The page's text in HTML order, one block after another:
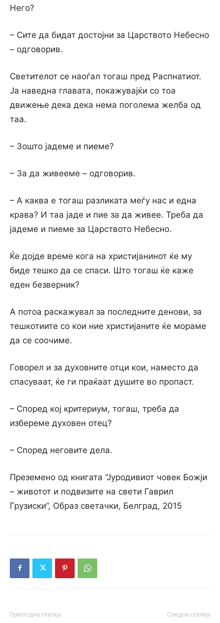
Него?
– Сите да бидат достојни за Царството Небесно
– одговорив.
Светителот се наоѓал тогаш пред Распнатиот.
Ја наведна главата, покажувајќи со тоа
движење дека дека нема поголема желба од
таа.
– Зошто јадеме и пиеме?
– За да живееме – одговорив.
– А каква е тогаш разликата меѓу нас и една
крава? И таа јаде и пие за да живее. Треба да
јадеме и пиеме за Царството Небесно.
Ќе дојде време кога на христијанинот ќе му
биде тешко да се спаси. Што тогаш ќе каже
еден безверник?
А потоа раскажувал за последните денови, за
тешкотиите со кои ние христијаните ќе мораме
да се соочиме.
Говорел и за духовните отци кои, наместо да
спасуваат, ќе ги праќаат душите во пропаст.
– Според кој критериум, тогаш, треба да
избереме духовен отец?
– Според неговите дела.
Преземено од книгата “Јуродивиот човек Божји
– животот и подвизите на свети Гаврил
Грузиски”, Образ светачки, Белград, 2015
Претходна статија Следна статија